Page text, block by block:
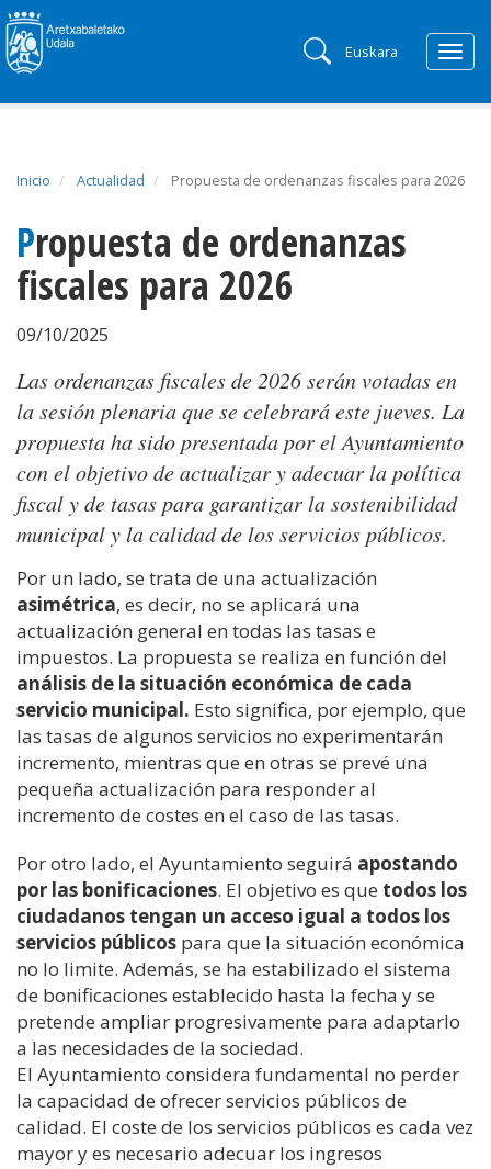
Euskara
Inicio Actualidad Propuesta de ordenanzas fiscales para 2026
Propuesta de ordenanzas
fiscales para 2026
09/10/2025
Las ordenanzas fiscales de 2026 serán votadas en
la sesión plenaria que se celebrará este jueves. La
propuesta ha sido presentada por el Ayuntamiento
con el objetivo de actualizar y adecuar la política
fiscal y de tasas para garantizar la sostenibilidad
municipal y la calidad de los servicios públicos.
Por un lado, se trata de una actualización
asimétrica, es decir, no se aplicará una
actualización general en todas las tasas e
impuestos. La propuesta se realiza en función del
análisis de la situación económica de cada
servicio municipal. Esto significa, por ejemplo, que
las tasas de algunos servicios no experimentarán
incremento, mientras que en otras se prevé una
pequeña actualización para responder al
incremento de costes en el caso de las tasas.
Por otro lado, el Ayuntamiento seguirá apostando
por las bonificaciones. El objetivo es que todos los
ciudadanos tengan un acceso igual a todos los
servicios públicos para que la situación económica
no lo limite. Además, se ha estabilizado el sistema
de bonificaciones establecido hasta la fecha y se
pretende ampliar progresivamente para adaptarlo
a las necesidades de la sociedad.
El Ayuntamiento considera fundamental no perder
la capacidad de ofrecer servicios públicos de
calidad. El coste de los servicios públicos es cada vez
mayor y es necesario adecuar los ingresos